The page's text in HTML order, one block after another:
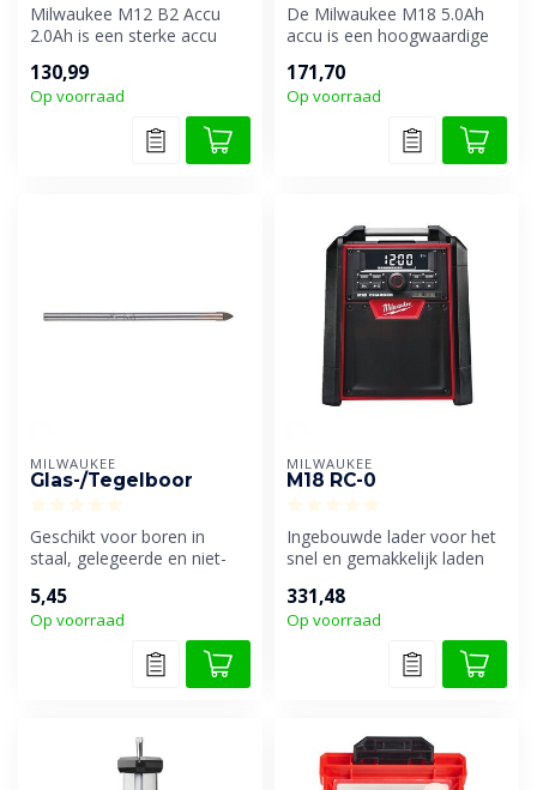
Milwaukee M12 B2 Accu
2.0Ah is een sterke accu
accumachine...
130,99
Op voorraad
De Milwaukee M18 5.0Ah
accu is een hoogwaardige
en bie...
171,70
Op voorraad
MILWAUKEE
Glas-/Tegelboor
Geschikt voor boren in
staal, gelegeerde en niet-
5,45
Op voorraad
MILWAUKEE
M18 RC-0
Ingebouwde lader voor het
snel en gemakkelijk laden
M18™ a...
331,48
Op voorraad